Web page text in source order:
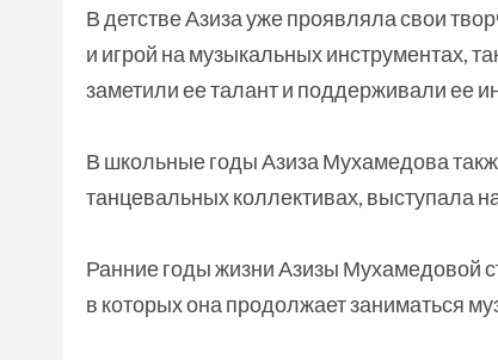
В детстве Азиза уже проявляла свои
и игрой на музыкальных инструментах,
заметили ее талант и поддерживали ее
В школьные годы Азиза Мухамедова
танцевальных коллективах, выступала
Ранние годы жизни Азизы Мухамедовой
в которых она продолжает заниматься